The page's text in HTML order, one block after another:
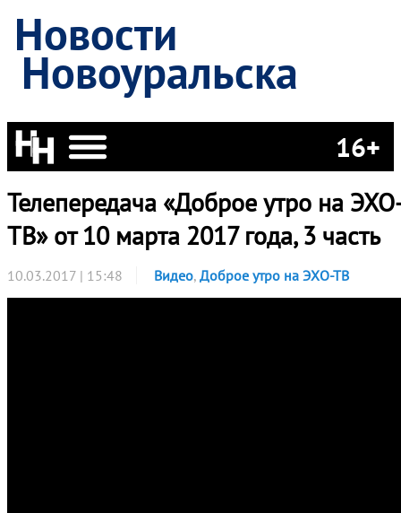
Новости
Новоуральска
16+
Телепередача «Доброе утро на
ТВ» от 10 марта 2017 года, 3 часть
10.03.2017 | 15:48 Видео, Доброе утро на ЭХО-ТВ